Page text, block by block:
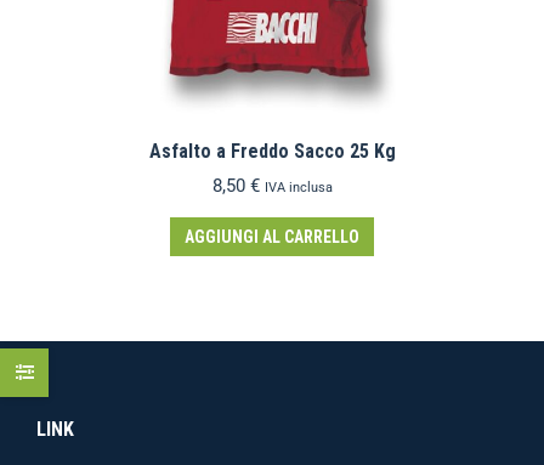
Asfalto a Freddo Sacco 25 Kg
8,50 € IVA inclusa
AGGIUNGI AL CARRELLO
LINK